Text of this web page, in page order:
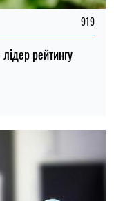
919
рейтингу